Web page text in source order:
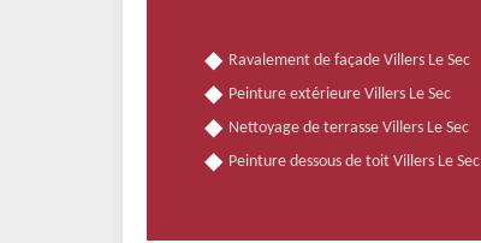
Ravalement de façade Villers Le Sec
Peinture extérieure Villers Le Sec
Nettoyage de terrasse Villers Le Sec
Peinture dessous de toit Villers Le Sec